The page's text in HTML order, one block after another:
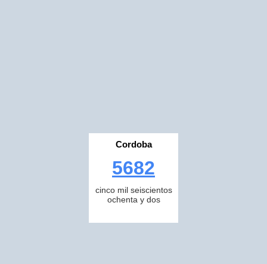
Cordoba
5682
cinco mil seiscientos
ochenta y dos